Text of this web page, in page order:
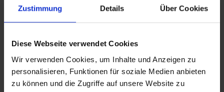
Zustimmung Details Über Cookies
Diese Webseite verwendet Cookies
Wir verwenden Cookies, um Inhalte und Anzeigen zu
personalisieren, Funktionen für soziale Medien anbieten
zu können und die Zugriffe auf unsere Website zu
Zimmerservice (frühstück-Mittagessen-Abendessen
Zeitraum)
ein beheizter Außenpool zur Verfügung. Ebenso steht für
die Sommersaison ein gekühlter Außenpool zur Verfügung.